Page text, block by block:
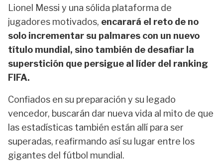
Lionel Messi y una sólida plataforma de
jugadores motivados, encarará el reto de no
solo incrementar su palmares con un nuevo
título mundial, sino también de desafiar la
superstición que persigue al líder del ranking
FIFA.
Confiados en su preparación y su legado
vencedor, buscarán dar nueva vida al mito de que
las estadísticas también están allí para ser
superadas, reafirmando así su lugar entre los
gigantes del fútbol mundial.